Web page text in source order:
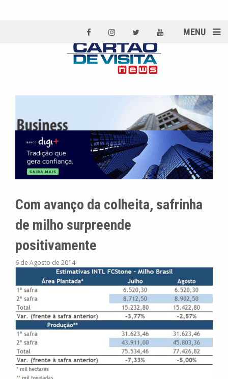
MENU
Com avanço da colheita, safrinha
de milho surpreende
positivamente
6 de Agosto de 2014